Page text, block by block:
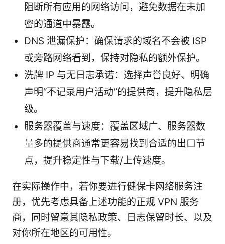
阻断所有应用的网络访问，避免数据在未加
密的通道中暴露。
DNS 泄漏保护：确保请求的域名不会被 ISP
或旁路网络看到，保持对隐私的额外保护。
洗牌 IP 与无日志承诺：选择声誉良好、明确
声明“不记录用户活动”的提供商，提升隐私层
级。
服务器覆盖与速度：覆盖区域广、服务器数
量多的提供商通常更容易找到合适的出口节
点，提升稳定性与下载/上传速度。
在实际操作中，若你要进行健保卡网络服务注
册，优先考虑具备上述功能的正规 VPN 服务
商，同时留意其隐私政策、日志保留时长、以及
对你所在地区的可用性。